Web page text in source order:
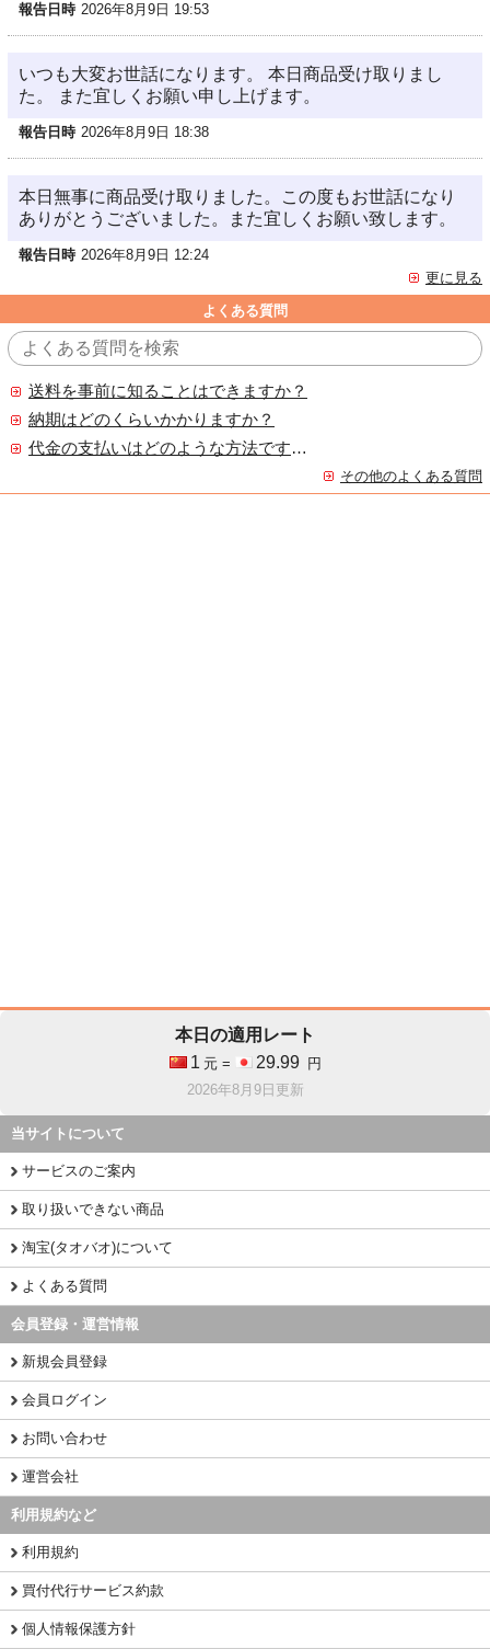
報告日時 2026年8月9日 19:53
いつも大変お世話になります。 本日商品受け取りまし
た。 また宜しくお願い申し上げます。
報告日時 2026年8月9日 18:38
本日無事に商品受け取りました。この度もお世話になり
ありがとうございました。また宜しくお願い致します。
報告日時 2026年8月9日 12:24
更に見る
よくある質問
送料を事前に知ることはできますか？
納期はどのくらいかかりますか？
代金の支払いはどのような方法ですか？
その他のよくある質問
本日の適用レート
1 元 = 29.99
円
2026年8月9日更新
当サイトについて
サービスのご案内
取り扱いできない商品
淘宝(タオバオ)について
よくある質問
会員登録・運営情報
新規会員登録
会員ログイン
お問い合わせ
運営会社
利用規約など
利用規約
買付代行サービス約款
個人情報保護方針